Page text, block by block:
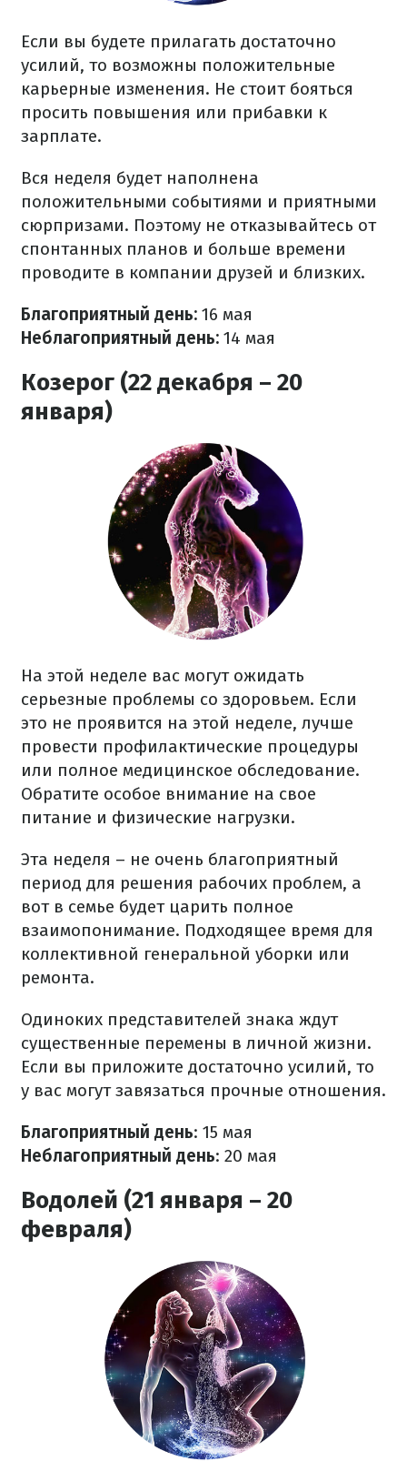
Если вы будете прилагать достаточно
усилий, то возможны положительные
карьерные изменения. Не стоит бояться
просить повышения или прибавки к
зарплате.
Вся неделя будет наполнена
положительными событиями и приятными
сюрпризами. Поэтому не отказывайтесь от
спонтанных планов и больше времени
проводите в компании друзей и близких.
Благоприятный день: 16 мая
Неблагоприятный день: 14 мая
Козерог (22 декабря – 20
января)
На этой неделе вас могут ожидать
серьезные проблемы со здоровьем. Если
это не проявится на этой неделе, лучше
провести профилактические процедуры
или полное медицинское обследование.
Обратите особое внимание на свое
питание и физические нагрузки.
Эта неделя – не очень благоприятный
период для решения рабочих проблем, а
вот в семье будет царить полное
взаимопонимание. Подходящее время для
коллективной генеральной уборки или
ремонта.
Одиноких представителей знака ждут
существенные перемены в личной жизни.
Если вы приложите достаточно усилий, то
у вас могут завязаться прочные отношения.
Благоприятный день: 15 мая
Неблагоприятный день: 20 мая
Водолей (21 января – 20
февраля)